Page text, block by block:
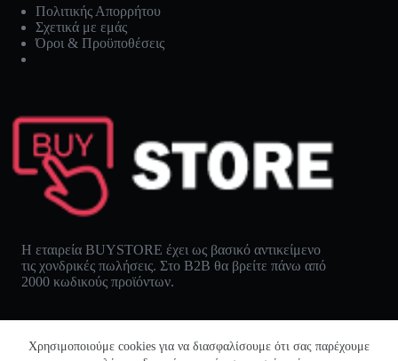
Χρησιμοποιούμε cookies για να διασφαλίσουμε ότι σας παρέχουμε
Πολιτικής Απορρήτου
Σχετικά με εμάς
Όροι & Προϋποθέσεις
Η εταιρεία BUYSTORE έχει ως βασικό αντικείμενο
τις χονδρικές πωλήσεις. Στο B2B θα βρείτε πάνω από
2000 κωδικούς προϊόντων.